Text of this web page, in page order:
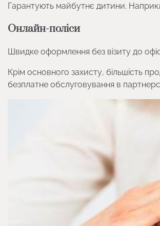
Гарантують майбутнє дитини.
Онлайн-поліси
Швидке оформлення без візиту до
Крім основного захисту, більшість
безплатне обслуговування в